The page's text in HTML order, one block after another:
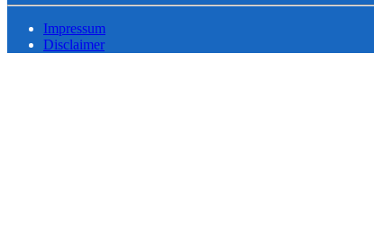
Impressum
Disclaimer